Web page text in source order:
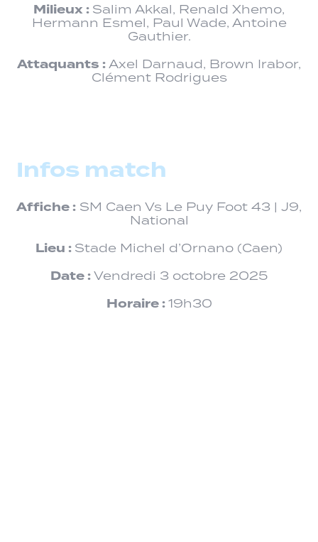
Milieux : Salim Akkal, Renald Xhemo,
Hermann Esmel, Paul Wade, Antoine
Gauthier.
Attaquants :Axel Darnaud, Brown Irabor,
Clément Rodrigues
Infos match
Affiche : SM Caen Vs Le Puy Foot 43 | J9,
National
Lieu : Stade Michel d’Ornano (Caen)
Date :Vendredi 3 octobre 2025
Horaire :19h30